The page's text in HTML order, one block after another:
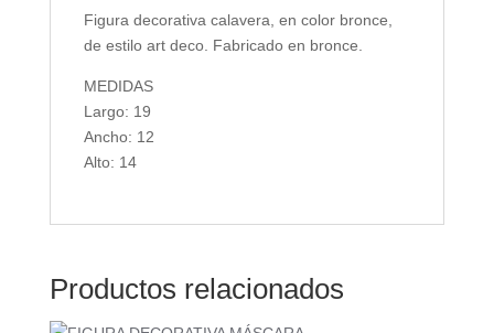
Figura decorativa calavera, en color bronce,
de estilo art deco. Fabricado en bronce.
MEDIDAS
Largo: 19
Ancho: 12
Alto: 14
Productos relacionados